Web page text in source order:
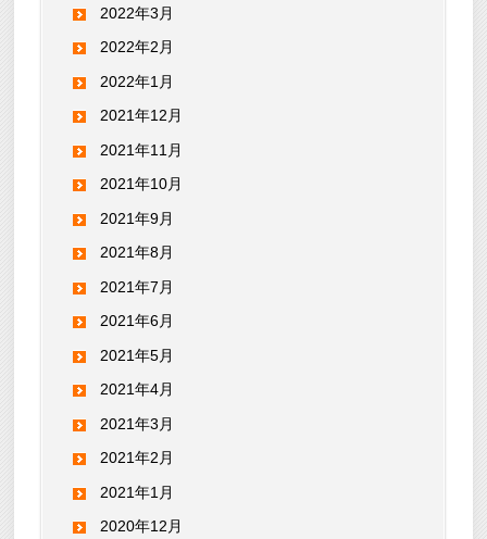
2022年3月
2022年2月
2022年1月
2021年12月
2021年11月
2021年10月
2021年9月
2021年8月
2021年7月
2021年6月
2021年5月
2021年4月
2021年3月
2021年2月
2021年1月
2020年12月